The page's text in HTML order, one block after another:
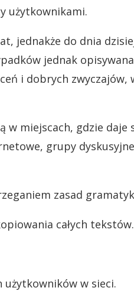
użytkownikami.
jednakże do dnia
jednak
i dobrych zwyczajów,
w miejscach, gdzie
grupy
zasad
całych tekstów.
użytkowników w sieci.